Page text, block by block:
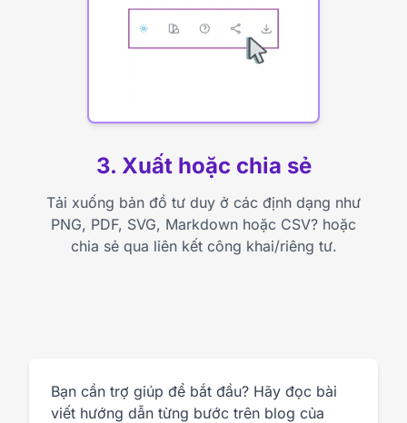
3. Xuất hoặc chia sẻ
Tải xuống bản đồ tư duy ở các định dạng như
PNG, PDF, SVG, Markdown hoặc CSV? hoặc
chia sẻ qua liên kết công khai/riêng tư.
Bạn cần trợ giúp để bắt đầu? Hãy đọc bài
viết hướng dẫn từng bước trên blog của